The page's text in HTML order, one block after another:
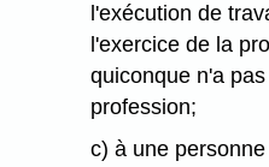
l'exécution de
l'exercice de la
quiconque n'a
profession;
c) à une